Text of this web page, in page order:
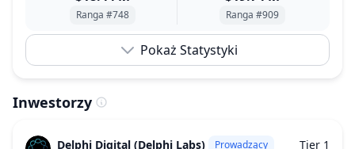
Ranga #748 Ranga #909
Pokaż Statystyki
Inwestorzy
Delphi Digital (Delphi Labs)
Prowadzący
Tier 1